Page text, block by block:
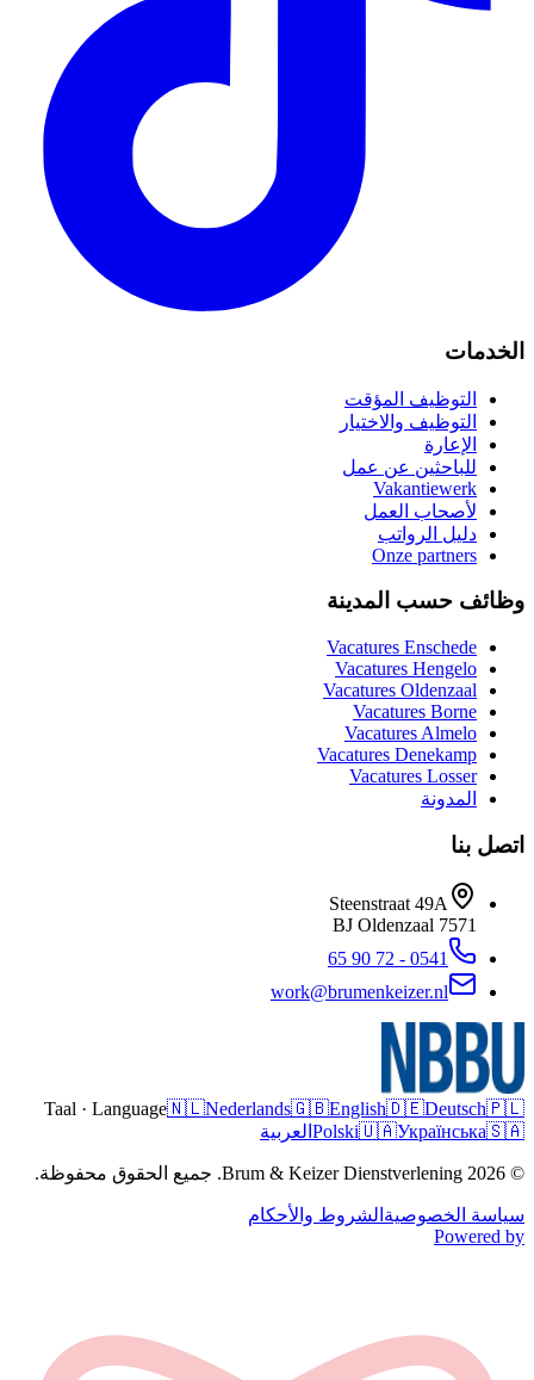
الخدمات
التوظيف المؤقت
التوظيف والاختيار
الإعارة
للباحثين عن عمل
Vakantiewerk
لأصحاب العمل
دليل الرواتب
Onze partners
وظائف حسب المدينة
Vacatures Enschede
Vacatures Hengelo
Vacatures Oldenzaal
Vacatures Borne
Vacatures Almelo
Vacatures Denekamp
Vacatures Losser
المدونة
اتصل بنا
Steenstraat 49A
7571 BJ
Oldenzaal
0541 - 72 90 65
work@brumenkeizer.nl
Taal · Language🇳🇱Nederlands🇬🇧English🇩🇪Deutsch🇵🇱
Polski🇺🇦Українська🇸🇦 العربية
© 2026 Brum & Keizer Dienstverlening. جميع الحقوق محفوظة.
سياسة الخصوصية الشروط والأحكام
Powered by